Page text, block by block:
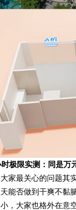
极限实测：同是万
家最关心的问题其
能否做到干爽不黏
，大家也格外在意